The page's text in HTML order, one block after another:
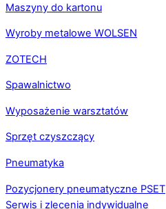
Maszyny do kartonu
Wyroby metalowe WOLSEN
ZOTECH
Spawalnictwo
Wyposażenie warsztatów
Sprzęt czyszczący
Pneumatyka
Pozycjonery pneumatyczne PSET
Serwis i zlecenia indywidualne